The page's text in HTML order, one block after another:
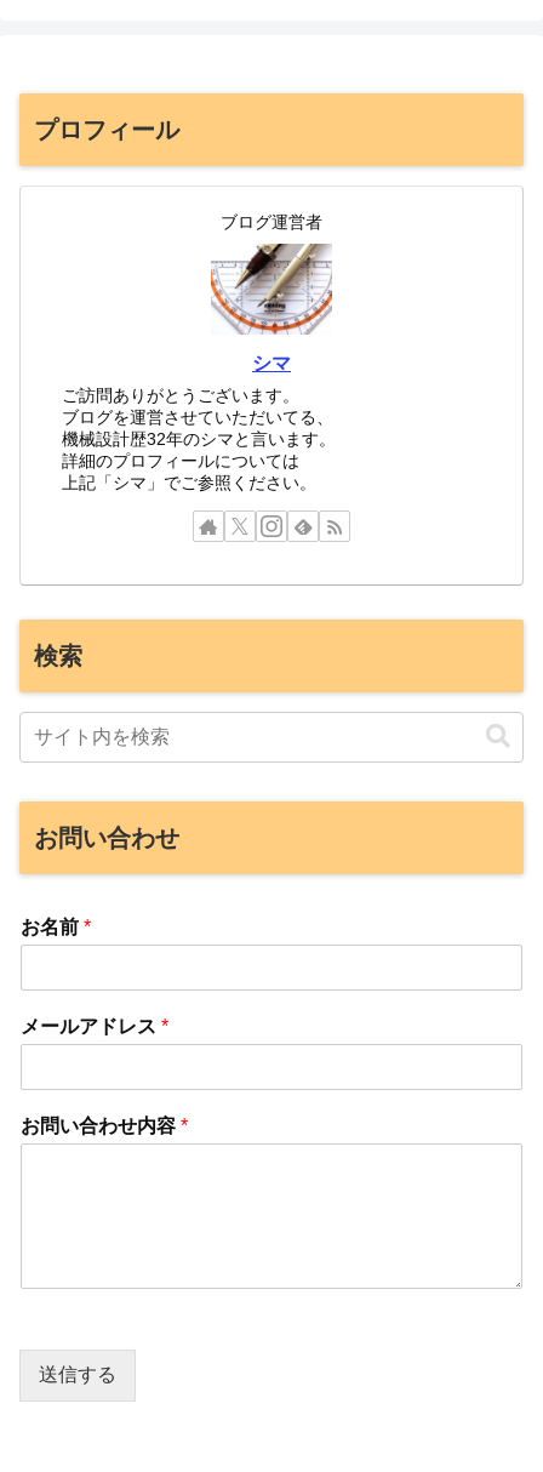
プロフィール
ブログ運営者
シマ
ご訪問ありがとうございます。
ブログを運営させていただいてる、
機械設計歴32年のシマと言います。
詳細のプロフィールについては
上記「シマ」でご参照ください。
検索
お問い合わせ
お名前 *
メールアドレス *
お問い合わせ内容 *
送信する